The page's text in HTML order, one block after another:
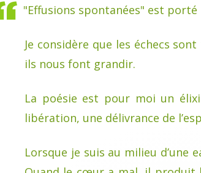
"Effusions spontanées" est
Je considère que les échecs
ils nous font grandir.
La poésie est pour moi un
libération, une délivrance de
Lorsque je suis au milieu d’une